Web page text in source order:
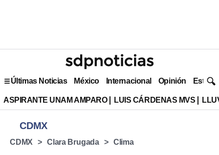
Últimas Noticias México Internacional Opinión Estilo
ASPIRANTE UNAM AMPARO LUIS CÁRDENAS MVS
CDMX
CDMX Clara Brugada Clima